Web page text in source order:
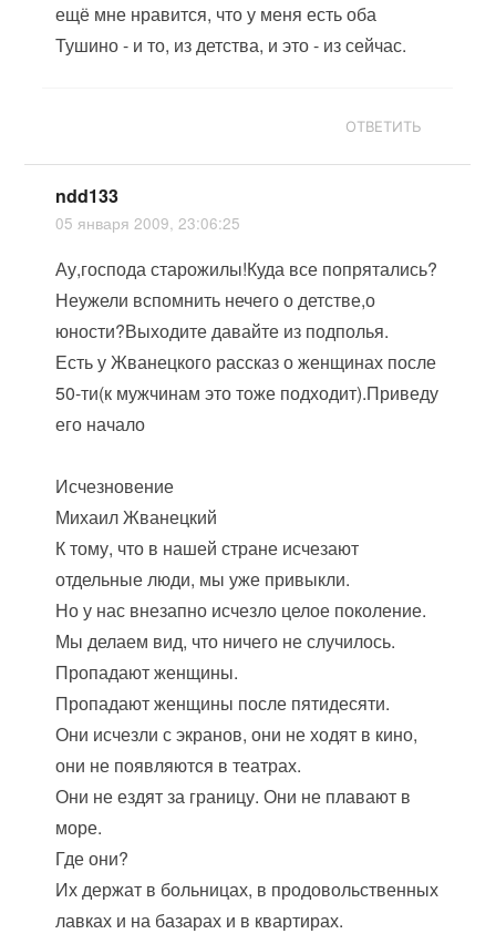
ещё мне нравится, что у меня есть оба
Тушино - и то, из детства, и это - из сейчас.
ОТВЕТИТЬ
ndd133
05 января 2009, 23:06:25
Ау,господа старожилы!Куда все попрятались?
Неужели вспомнить нечего о детстве,о
юности?Выходите давайте из подполья.
Есть у Жванецкого рассказ о женщинах после
50-ти(к мужчинам это тоже подходит).Приведу
его начало
Исчезновение
Михаил Жванецкий
К тому, что в нашей стране исчезают
отдельные люди, мы уже привыкли.
Но у нас внезапно исчезло целое поколение.
Мы делаем вид, что ничего не случилось.
Пропадают женщины.
Пропадают женщины после пятидесяти.
Они исчезли с экранов, они не ходят в кино,
они не появляются в театрах.
Они не ездят за границу. Они не плавают в
море.
Где они?
Их держат в больницах, в продовольственных
лавках и на базарах и в квартирах.